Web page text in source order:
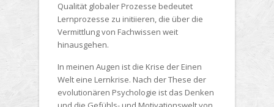
Qualität globaler Prozesse bedeutet
Lernprozesse zu initiieren, die über die
Vermittlung von Fachwissen weit
hinausgehen.
In meinen Augen ist die Krise der Einen
Welt eine Lernkrise. Nach der These der
evolutionären Psychologie ist das Denken